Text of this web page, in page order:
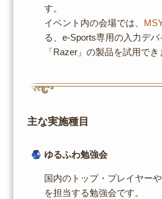
す。
イベント内の会場では、
る、e-Sports専用の入力デ
「Razer」の製品を試用でき
主な実施種目
ゆるふわ勉強会
国内のトップ・プレイヤー
を担当する勉強会です。